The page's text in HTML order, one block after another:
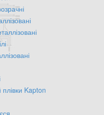
Kapton